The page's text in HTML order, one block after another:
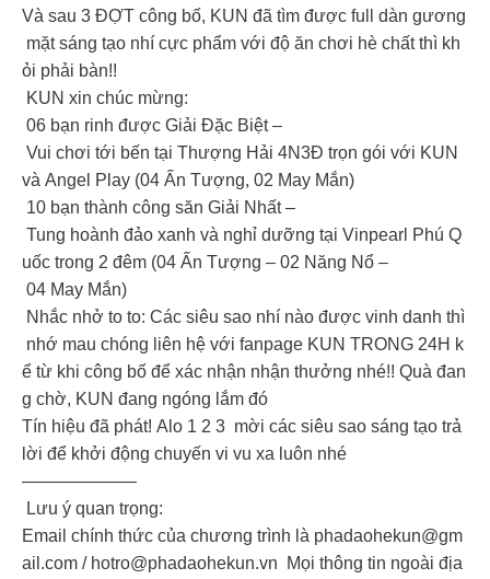
Và sau 3 ĐỢT công bố, KUN đã tìm được full dàn gương
mặt sáng tạo nhí cực phẩm với độ ăn chơi hè chất thì kh
ỏi phải bàn!!
KUN xin chúc mừng:
06 bạn rinh được Giải Đặc Biệt –
Vui chơi tới bến tại Thượng Hải 4N3Đ trọn gói với KUN
và Angel Play (04 Ấn Tượng, 02 May Mắn)
️ 10 bạn thành công săn Giải Nhất –
Tung hoành đảo xanh và nghỉ dưỡng tại Vinpearl Phú Q
uốc trong 2 đêm (04 Ấn Tượng – 02 Năng Nổ –
04 May Mắn)
️ Nhắc nhở to to: Các siêu sao nhí nào được vinh danh thì
nhớ mau chóng liên hệ với fanpage KUN TRONG 24H k
ể từ khi công bố để xác nhận nhận thưởng nhé!! Quà đan
g chờ, KUN đang ngóng lắm đó
Tín hiệu đã phát! Alo 1 2 3 mời các siêu sao sáng tạo trả
lời để khởi động chuyến vi vu xa luôn nhé
——————–
️ Lưu ý quan trọng:
Email chính thức của chương trình là phadaohekun@gm
ail.com / hotro@phadaohekun.vn Mọi thông tin ngoài địa